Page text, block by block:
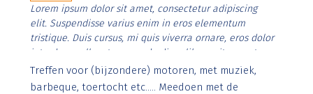
Lorem ipsum dolor sit amet, consectetur adipiscing
elit. Suspendisse varius enim in eros elementum
tristique. Duis cursus, mi quis viverra ornare, eros dolor
interdum nulla, ut commodo diam libero vitae erat.
Aenean faucibus nibh et justo cursus id rutrum lorem
imperdiet. Nunc ut sem vitae risus tristique posuere.
Treffen voor (bijzondere) motoren, met muziek,
barbeque, toertocht etc..... Meedoen met de